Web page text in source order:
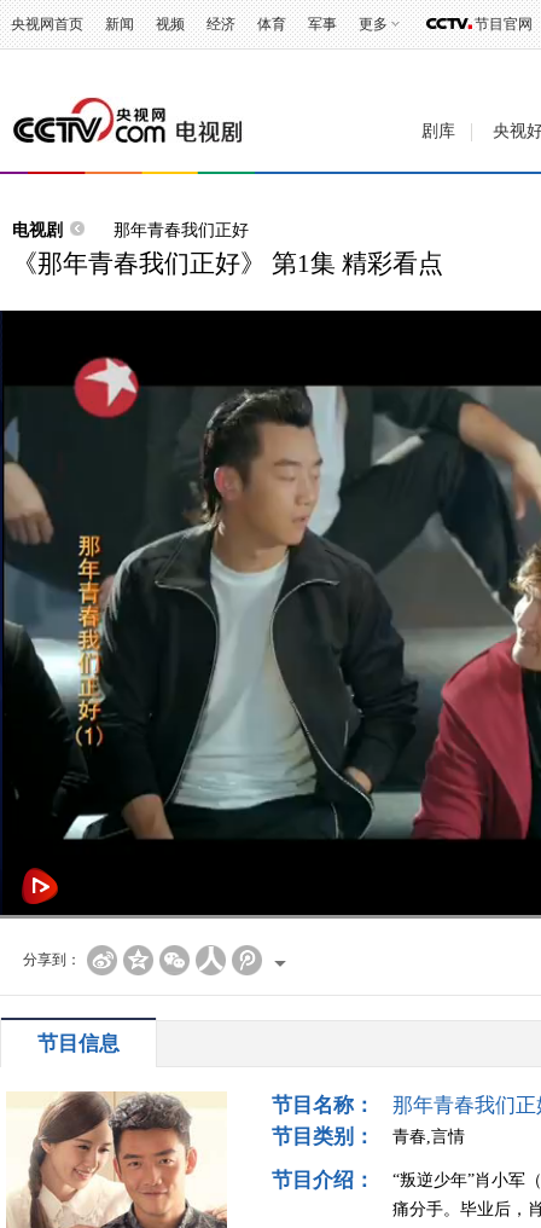
央视网首页 新闻 视频 经济 体育 军事 更多 节目官网
剧库 央视
电视剧 那年青春我们正好
《那年青春我们正好》 第1集 精彩看点
分享到：
节目信息
节目名称：
那年青春我们正
节目类别：
青春,言情
节目介绍：
“叛逆少年”肖小军
痛分手。毕业后，